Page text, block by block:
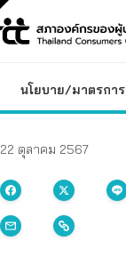
นโยบาย/มาตรการ
22 ตุลาคม 2567